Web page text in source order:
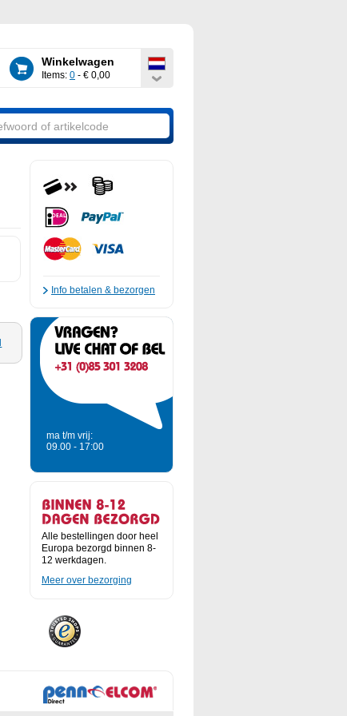
Winkelwagen
Items: 0 - € 0,00
Info betalen & bezorgen
ma t/m vrij:
09.00 - 17:00
Alle bestellingen door heel
Europa bezorgd binnen 8-
12 werkdagen.
Meer over bezorging